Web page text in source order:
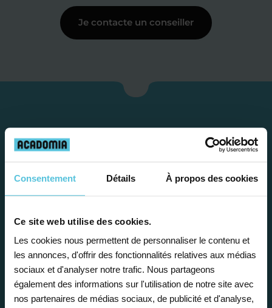
Consentement Détails À propos des cookies
Ce site web utilise des cookies.
Les cookies nous permettent de personnaliser le contenu et
les annonces, d'offrir des fonctionnalités relatives aux médias
sociaux et d'analyser notre trafic. Nous partageons
également des informations sur l'utilisation de notre site avec
nos partenaires de médias sociaux, de publicité et d'analyse,
Je contacte un conseiller
Étape 1
Je vous propose un
bilan personnalisé